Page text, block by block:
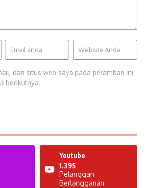
dan situs web saya pada peramban ini
berikutnya.
Youtube
1,395
Pelanggan
Berlangganan